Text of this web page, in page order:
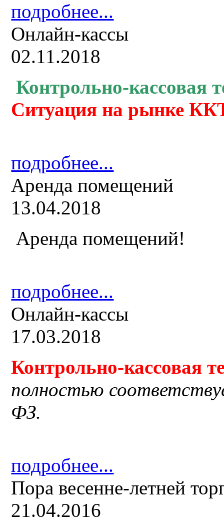
подробнее...
Онлайн-кассы
02.11.2018
Контрольно-кассовая
Ситуация на рынке
подробнее...
Аренда помещений
13.04.2018
Аренда помещений!
подробнее...
Онлайн-кассы
17.03.2018
Контрольно-кассовая
полностью
ФЗ.
подробнее...
Пора весенне-летней
21.04.2016